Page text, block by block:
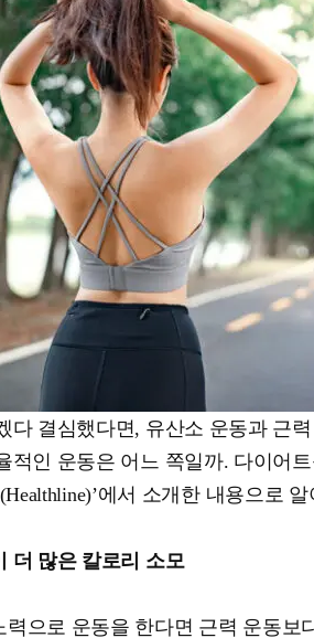
다 결심했다면, 유산소 운동과 근
적인 운동은 어느 쪽일까. 다이어
에서 소개한 내용으로
더 많은 칼로리 소모
으로 운동을 한다면 근력 운동